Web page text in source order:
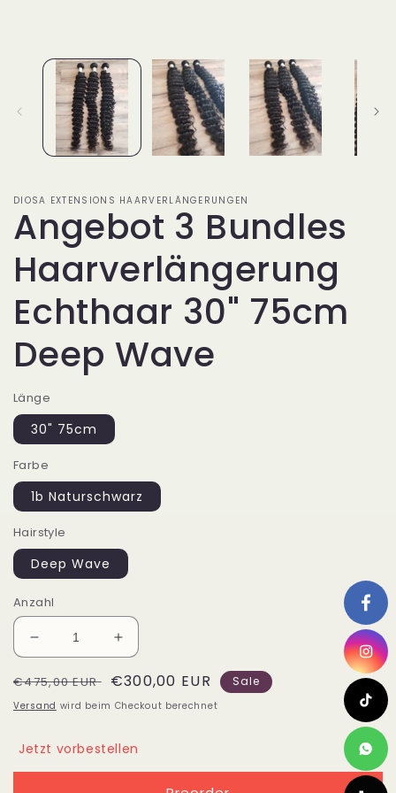
DIOSA EXTENSIONS HAARVERLÄNGERUNGEN
Angebot 3 Bundles
Haarverlängerung
Echthaar 30" 75cm
Deep Wave
Länge
30" 75cm
Farbe
1b Naturschwarz
Hairstyle
Deep Wave
Anzahl
Verringere
die
Menge
für
Bundles
Haarverlängerung
Erhöhe
die
Menge
für
Bundles
Haarverlängerung
Normaler
Preis
€475,00 EUR Verkaufspreis
€300,00 EUR Sale
Versand wird beim Checkout berechnet
Jetzt vorbestellen